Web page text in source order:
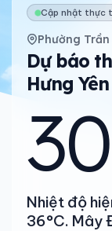
Cập nhật thực
Phường Trần
Dự báo
Hưng Yên
30
Nhiệt độ
36°C. Mây